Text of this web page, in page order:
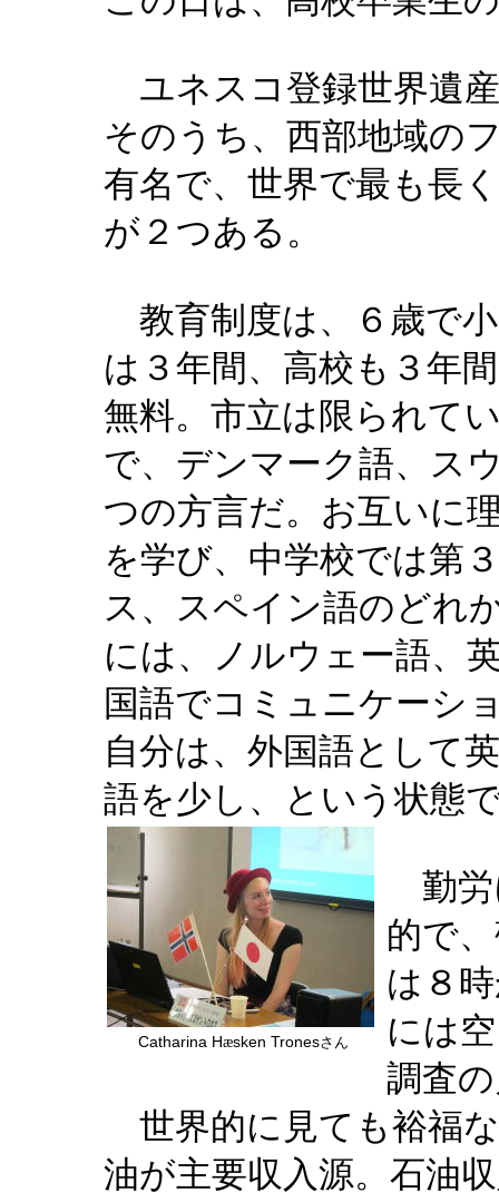
ユネスコ登録世界遺
そのうち、西部地域の
有名で、世界で最も長
が２つある。
教育制度は、６歳で
は３年間、高校も３年
無料。市立は限られて
で、デンマーク語、ス
つの方言だ。お互いに
を学び、中学校では第
ス、スペイン語のどれ
には、ノルウェー語、
国語でコミュニケーシ
自分は、外国語として
語を少し、という状態
Catharina Hæsken Tronesさん
勤労
的で
は８
には
調査
世界的に見ても裕福
油が主要収入源。石油